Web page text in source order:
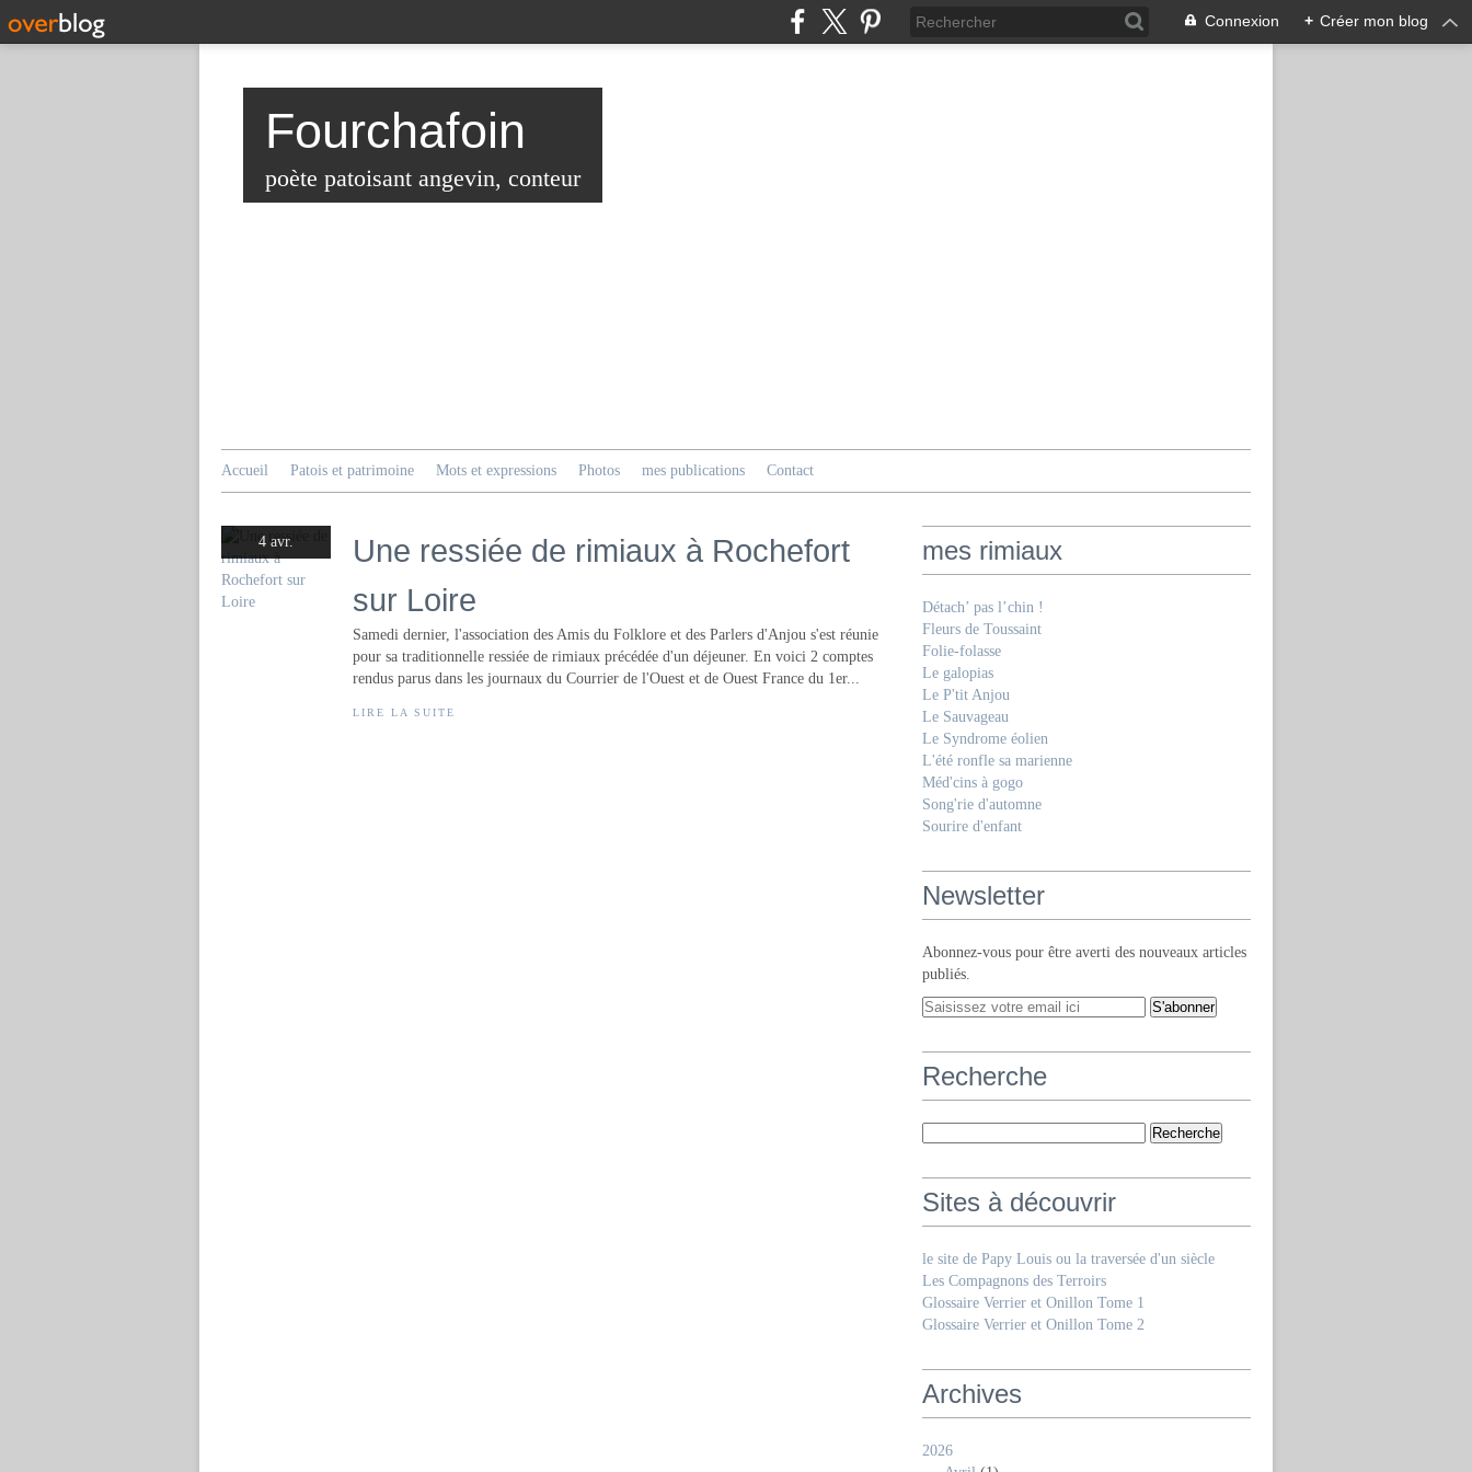
Connexion + Créer mon blog
Fourchafoin
poète patoisant angevin, conteur
Accueil Patois et patrimoine Mots et expressions Photos mes publications Contact
4 avr.
Une ressiée de rimiaux à Rochefort
sur Loire
Samedi dernier, l'association des Amis du Folklore et des Parlers d'Anjou s'est réunie
pour sa traditionnelle ressiée de rimiaux précédée d'un déjeuner. En voici 2 comptes
rendus parus dans les journaux du Courrier de l'Ouest et de Ouest France du 1er...
LIRE LA SUITE
mes rimiaux
Détach’ pas l’chin !
Fleurs de Toussaint
Folie-folasse
Le galopias
Le P'tit Anjou
Le Sauvageau
Le Syndrome éolien
L'été ronfle sa marienne
Méd'cins à gogo
Song'rie d'automne
Sourire d'enfant
Newsletter
Abonnez-vous pour être averti des nouveaux articles
publiés.
Recherche
Sites à découvrir
le site de Papy Louis ou la traversée d'un siècle
Les Compagnons des Terroirs
Glossaire Verrier et Onillon Tome 1
Glossaire Verrier et Onillon Tome 2
Archives
2026